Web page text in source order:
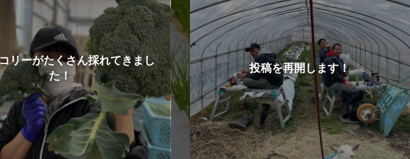
リーがたくさん採れてきまし
た！
投稿を再開します！